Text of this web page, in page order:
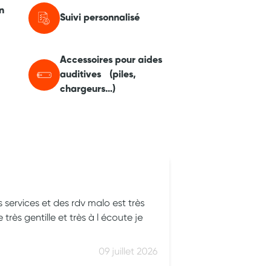
Suivi personnalisé
Accessoires pour aides
auditives (piles,
chargeurs…)
09 juillet 2026
et des rdv malo est très
très gentille et très à l écoute je